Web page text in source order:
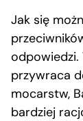
Jak się
odpowiedzi.
przywraca
mocarstw,
bardziej